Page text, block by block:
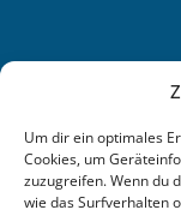
Um dir ein optimales
Cookies, um
zuzugreifen. Wenn du
wie das Surfverhalten